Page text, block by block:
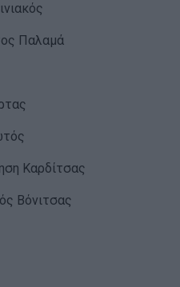
Παλαμά
Καρδίτσας
Βόνιτσας